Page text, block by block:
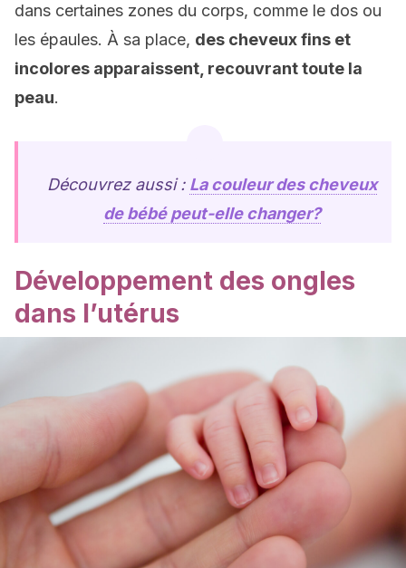
dans certaines zones du corps, comme le dos ou
les épaules. À sa place, des cheveux fins et
incolores apparaissent, recouvrant toute la
peau.
Découvrez aussi : La couleur des cheveux
de bébé peut-elle changer?
Développement des ongles
dans l’utérus